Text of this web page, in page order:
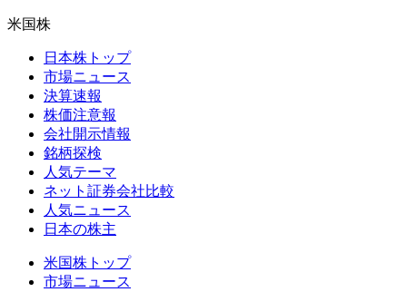
米国株
日本株トップ
市場ニュース
決算速報
株価注意報
会社開示情報
銘柄探検
人気テーマ
ネット証券会社比較
人気ニュース
日本の株主
米国株トップ
市場ニュース